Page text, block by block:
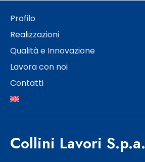
Profilo
Realizzazioni
Qualità e Innovazione
Lavora con noi
Contatti
Collini Lavori S.p.a.